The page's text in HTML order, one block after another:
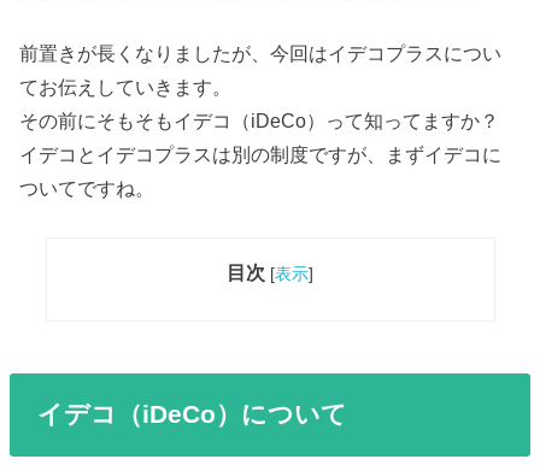
前置きが長くなりましたが、今回はイデコプラスについ
てお伝えしていきます。
その前にそもそもイデコ（iDeCo）って知ってますか？
イデコとイデコプラスは別の制度ですが、まずイデコに
ついてですね。
目次 [表示]
イデコ（iDeCo）について